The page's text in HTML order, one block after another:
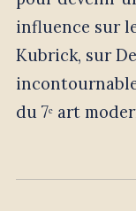
influence sur
Kubrick, sur
du 7ᵉ art